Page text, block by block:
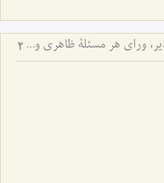
حقیقت نهفته در غدیر، ورای هر مسئلۀ ظاهری و دنیوی - آیا هدف از نصب امیرالمؤمنین علیه السلام، صرف تشکیل حکومت عادله بود؟ 2